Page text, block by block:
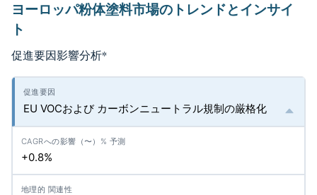
ヨーロッパ粉体塗料市場のトレンドとインサイ
ト
促進要因影響分析*
EU VOCおよび カーボンニュートラル規制の厳格化
+0.8%